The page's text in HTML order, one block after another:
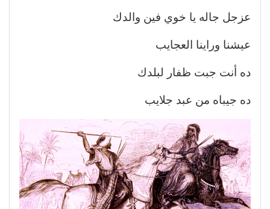
عزجل جاله يا خوي فين والدك
عيشنا وراينا العجايب
ده أنت جبت ظفار لبلدك
ده جيباه من عبد جلايب